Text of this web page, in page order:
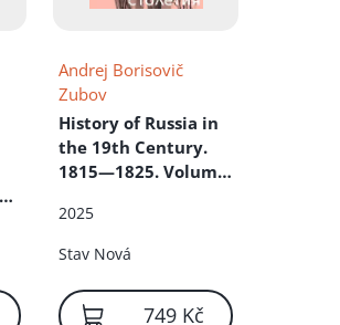
Andrej Borisovič
Zubov
History of Russia in
the 19th Century.
1815—1825. Volume
2025
Stav Nová
749 Kč